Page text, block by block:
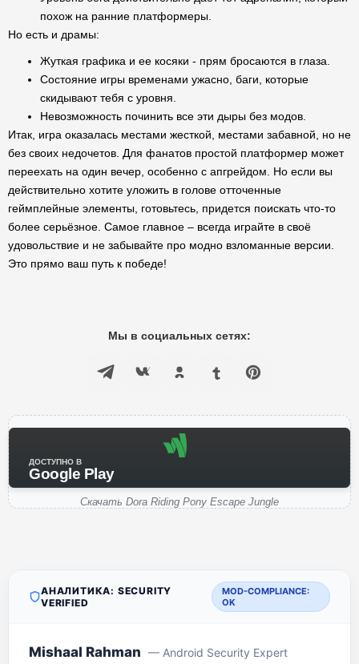
похож на ранние платформеры.
Но есть и драмы:
Жуткая графика и ее косяки - прям бросаются в глаза.
Состояние игры временами ужасно, баги, которые
скидывают тебя с уровня.
Невозможность починить все эти дыры без модов.
Итак, игра оказалась местами жесткой, местами забавной, но не
без своих недочетов. Для фанатов простой платформер может
переехать на один вечер, особенно с апгрейдом. Но если вы
действительно хотите уложить в голове отточенные
геймплейные элементы, готовьтесь, придется поискать что-то
более серьёзное. Самое главное – всегда играйте в своё
удовольствие и не забывайте про модно взломанные версии.
Это прямо ваш путь к победе!
Мы в социальных сетях:
ДОСТУПНО В
Google Play
Скачать Dora Riding Pony Escape Jungle
АНАЛИТИКА: SECURITY
VERIFIED
MOD-COMPLIANCE:
OK
Mishaal Rahman — Android Security Expert